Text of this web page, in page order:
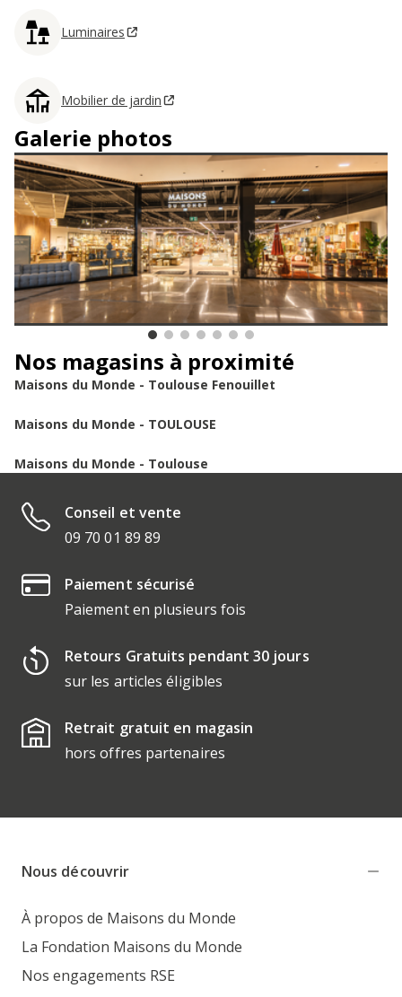
Luminaires
Mobilier de jardin
Galerie photos
Nos magasins à proximité
Maisons du Monde - Toulouse Fenouillet
Maisons du Monde - TOULOUSE
Maisons du Monde - Toulouse
Conseil et vente
09 70 01 89 89
Paiement sécurisé
Paiement en plusieurs fois
Retours Gratuits pendant 30 jours
sur les articles éligibles
Retrait gratuit en magasin
hors offres partenaires
Nous découvrir
À propos de Maisons du Monde
La Fondation Maisons du Monde
Nos engagements RSE